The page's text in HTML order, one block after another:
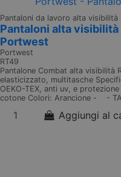
Pantaloni da lavoro alta visibilità
Pantaloni alta visibilità
Portwest
Portwest
RT49
Pantalone Combat alta visibilità
elasticizzato, multitasche
OEKO-TEX, anti uv, e
cotone Colori: Arancione - -
Aggiungi al